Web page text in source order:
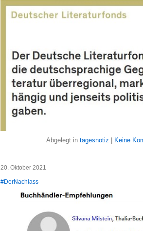
Abgelegt in tagesnotiz Keine
20. Oktober 2021
#DerNachlass